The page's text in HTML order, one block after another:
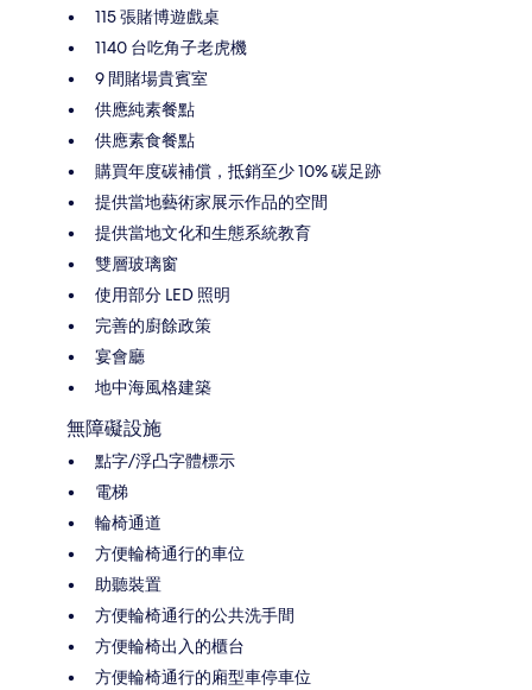
115 張賭博遊戲桌
1140 台吃角子老虎機
9 間賭場貴賓室
供應純素餐點
供應素食餐點
購買年度碳補償，抵銷至少 10% 碳足跡
提供當地藝術家展示作品的空間
提供當地文化和生態系統教育
雙層玻璃窗
使用部分 LED 照明
完善的廚餘政策
宴會廳
地中海風格建築
無障礙設施
點字/浮凸字體標示
電梯
輪椅通道
方便輪椅通行的車位
助聽裝置
方便輪椅通行的公共洗手間
方便輪椅出入的櫃台
方便輪椅通行的廂型車停車位